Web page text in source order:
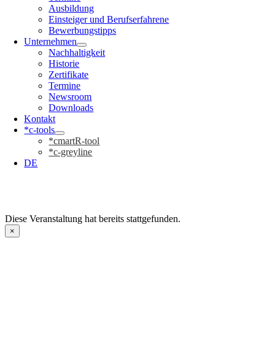
Ausbildung
Einsteiger und Berufserfahrene
Bewerbungstipps
Unternehmen
Nachhaltigkeit
Historie
Zertifikate
Termine
Newsroom
Downloads
Kontakt
*c-tools
*cmartR-tool
*c-greyline
DE
Diese Veranstaltung hat bereits stattgefunden.
×